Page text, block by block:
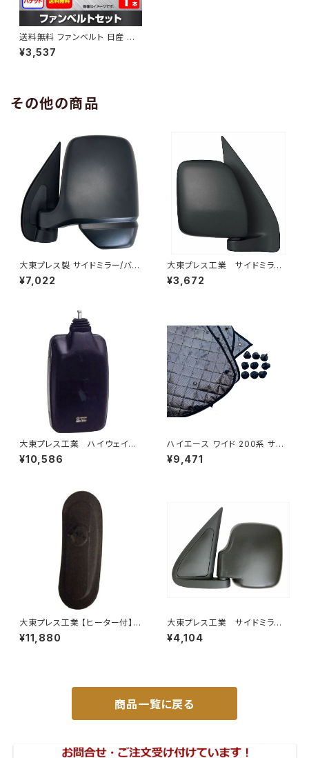
送料無料 ファンベルト 日産 シ
ルフィ 型式TB17 H27.03～
（国内トップメーカー） 1本 HAB
¥3,537
その他の商品
大東プレス製 サイドミラー/バッ
クミラー左 (助手席側) アクティ
トラック HA6 HA7 DI-650
¥7,022
大東プレス工業 サイドミラー/
バックミラー ダイハツ ハイ
ゼットカーゴ 右 06年～ DI-
¥3,672
大東プレス工業 ハイウェイミ
ラー 800Rヒーター無 トラッ
¥10,586
ハイエース ワイド 200系 サン
シェード キャンピング 4層構造
車中泊 遮光 断熱 暑さ対策 盗
¥9,471
大東プレス工業 【ヒーター付】サ
イドミラー/バックミラー H40
0 ヒーター DI-8Z
¥11,880
大東プレス工業 サイドミラー/
バックミラー ダイハツ ハイ
ゼット 左 99年～ DI-647
¥4,104
商品一覧に戻る